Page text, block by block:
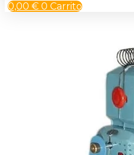
0,00 € 0 Carrito